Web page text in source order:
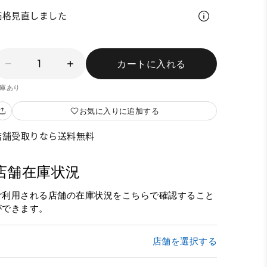
格見直しました
1 カートに入れる
あり
お気に入りに追加する
舗受取りなら送料無料
舗在庫状況
利用される店舗の在庫状況をこちらで確認すること
きます。
店舗を選択する